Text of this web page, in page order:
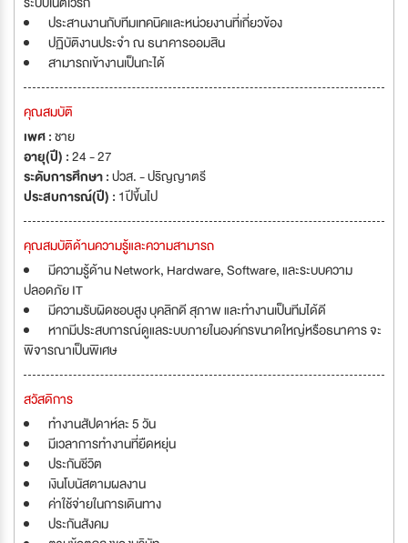
ประสานงานกับทีมเทคนิคและหน่วยงานที่เกี่ยวข้อง
ปฏิบัติงานประจำ ณ ธนาคารออมสิน
สามารถเข้างานเป็นกะได้
คุณสมบัติ
เพศ :ชาย
อายุ(ปี) :24 - 27
ระดับการศึกษา :ปวส. - ปริญญาตรี
ประสบการณ์(ปี) : 1ปีขึ้นไป
คุณสมบัติด้านความรู้และความสามารถ
มีความรู้ด้าน Network, Hardware, Software, และระบบความ
ปลอดภัย IT
มีความรับผิดชอบสูง บุคลิกดี สุภาพ และทำงานเป็นทีมได้ดี
หากมีประสบการณ์ดูแลระบบภายในองค์กรขนาดใหญ่หรือธนาคาร จะ
พิจารณาเป็นพิเศษ
สวัสดิการ
ทำงานสัปดาห์ละ 5 วัน
มีเวลาการทำงานที่ยืดหยุ่น
ประกันชีวิต
เงินโบนัสตามผลงาน
ค่าใช้จ่ายในการเดินทาง
ประกันสังคม